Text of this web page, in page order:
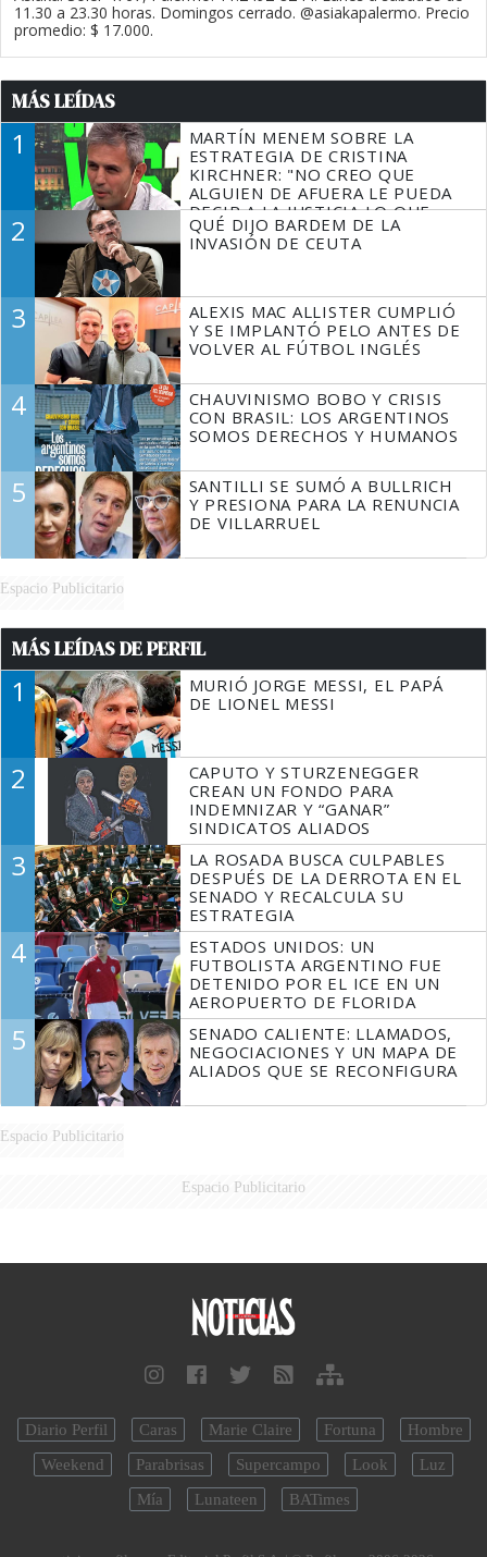
11.30 a 23.30 horas. Domingos cerrado. @asiakapalermo. Precio
promedio: $ 17.000.
MÁS LEÍDAS
1
MARTÍN MENEM SOBRE LA
ESTRATEGIA DE CRISTINA
KIRCHNER: "NO CREO QUE
ALGUIEN DE AFUERA LE PUEDA
DECIR A LA JUSTICIA LO QUE
TIENE QUE HACER"
2
QUÉ DIJO BARDEM DE LA
INVASIÓN DE CEUTA
3
ALEXIS MAC ALLISTER CUMPLIÓ
Y SE IMPLANTÓ PELO ANTES DE
VOLVER AL FÚTBOL INGLÉS
4
CHAUVINISMO BOBO Y CRISIS
CON BRASIL: LOS ARGENTINOS
SOMOS DERECHOS Y HUMANOS
5
SANTILLI SE SUMÓ A BULLRICH
Y PRESIONA PARA LA RENUNCIA
DE VILLARRUEL
Espacio Publicitario
MÁS LEÍDAS DE PERFIL
1
MURIÓ JORGE MESSI, EL PAPÁ
DE LIONEL MESSI
2
CAPUTO Y STURZENEGGER
CREAN UN FONDO PARA
INDEMNIZAR Y “GANAR”
SINDICATOS ALIADOS
3
LA ROSADA BUSCA CULPABLES
DESPUÉS DE LA DERROTA EN EL
SENADO Y RECALCULA SU
ESTRATEGIA
4
ESTADOS UNIDOS: UN
FUTBOLISTA ARGENTINO FUE
DETENIDO POR EL ICE EN UN
AEROPUERTO DE FLORIDA
5
SENADO CALIENTE: LLAMADOS,
NEGOCIACIONES Y UN MAPA DE
ALIADOS QUE SE RECONFIGURA
Espacio Publicitario
Espacio Publicitario
Diario Perfil Caras Marie Claire Fortuna
Hombre
Weekend
Parabrisas Supercampo Look
Luz
Mía
Lunateen BATimes